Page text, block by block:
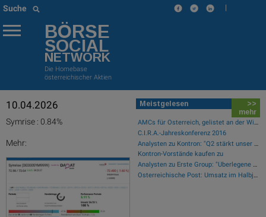
Suche |
BÖRSE
SOCIAL
NETWORK
Die Homebase
österreichischer Aktien
10.04.2026
Symrise : 0.84%
Mehr:
Meistgelesen
>>
mehr
AMCs für Österreich, gelistet an der Wiener Börse
C.I.R.A.-Jahreskonferenz 2016
Analysten zu Kontron: "Q2 stärkt unser Vertrauen in die verbesserte operative Qualität"
Kontron-Vorstände kaufen zu
Analysten zu Erste Group: "Überlegene Marktpositionierung nicht im Bewertungsniveau reflektiert"
Österreichische Post: Umsatz im Halbjahr gestiegen, Ergebnis rückläufig